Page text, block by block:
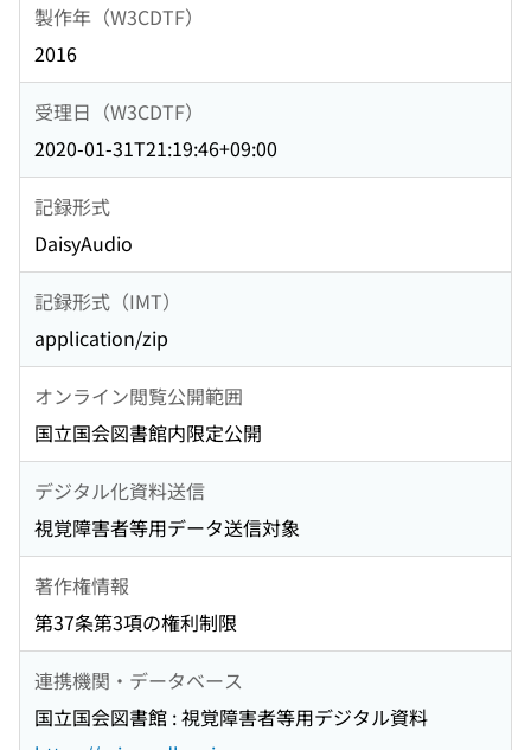
製作年（W3CDTF）
2016
受理日（W3CDTF）
2020-01-31T21:19:46+09:00
記録形式
DaisyAudio
記録形式（IMT）
application/zip
オンライン閲覧公開範囲
国立国会図書館内限定公開
デジタル化資料送信
視覚障害者等用データ送信対象
著作権情報
第37条第3項の権利制限
連携機関・データベース
国立国会図書館 : 視覚障害者等用デジタル資料